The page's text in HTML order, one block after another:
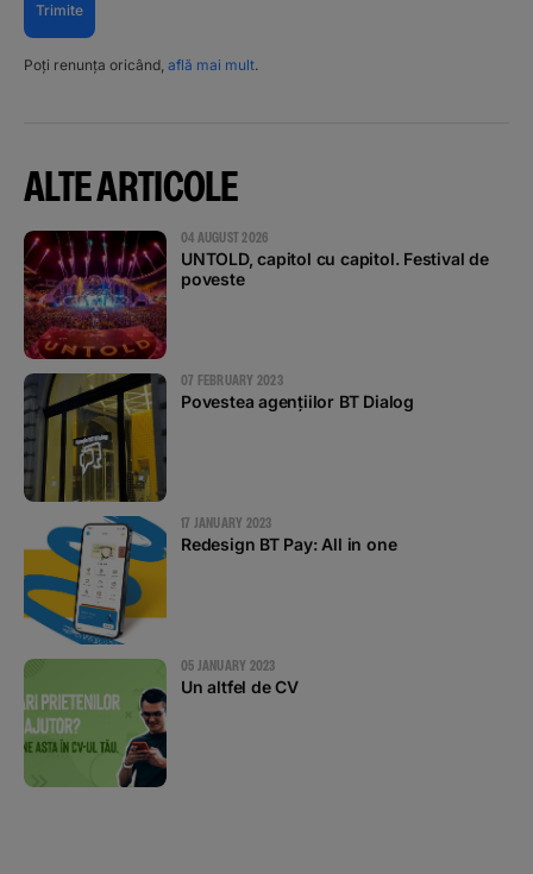
Trimite
Poți renunța oricând, află mai mult.
ALTE ARTICOLE
04 AUGUST 2026
UNTOLD, capitol cu capitol. Festival de
poveste
07 FEBRUARY 2023
Povestea agențiilor BT Dialog
17 JANUARY 2023
Redesign BT Pay: All in one
05 JANUARY 2023
Un altfel de CV